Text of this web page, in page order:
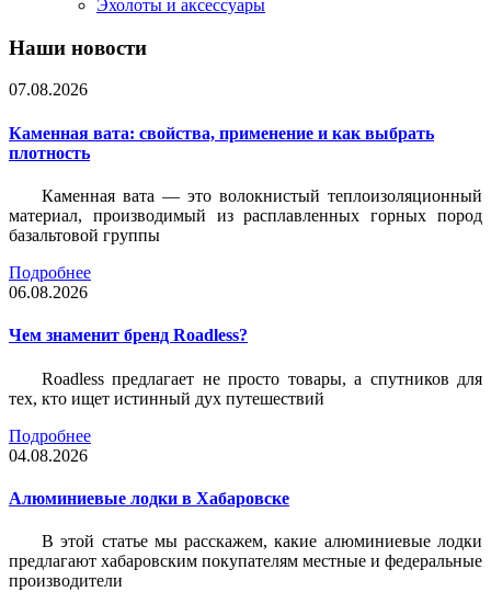
Эхолоты и аксессуары
Наши новости
07.08.2026
Каменная вата: свойства, применение и как выбрать
плотность
Каменная вата — это волокнистый теплоизоляционный
материал, производимый из расплавленных горных пород
базальтовой группы
Подробнее
06.08.2026
Чем знаменит бренд Roadless?
Roadless предлагает не просто товары, а спутников для
тех, кто ищет истинный дух путешествий
Подробнее
04.08.2026
Алюминиевые лодки в Хабаровске
В этой статье мы расскажем, какие алюминиевые лодки
предлагают хабаровским покупателям местные и федеральные
производители